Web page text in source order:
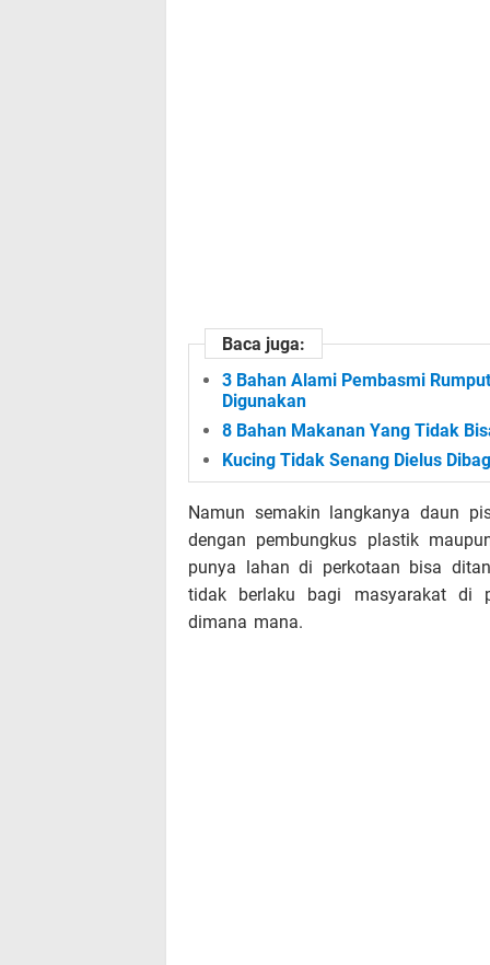
Baca juga:
3 Bahan Alami Pembasmi
Digunakan
8 Bahan Makanan Yang Tidak
Kucing Tidak Senang Dielus
Namun semakin langkanya daun
dengan pembungkus plastik
punya lahan di perkotaan bisa
tidak berlaku bagi masyarakat di
dimana mana.